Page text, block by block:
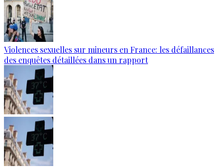
Violences sexuelles sur mineurs en France: les défaillances
des enquêtes détaillées dans un rapport